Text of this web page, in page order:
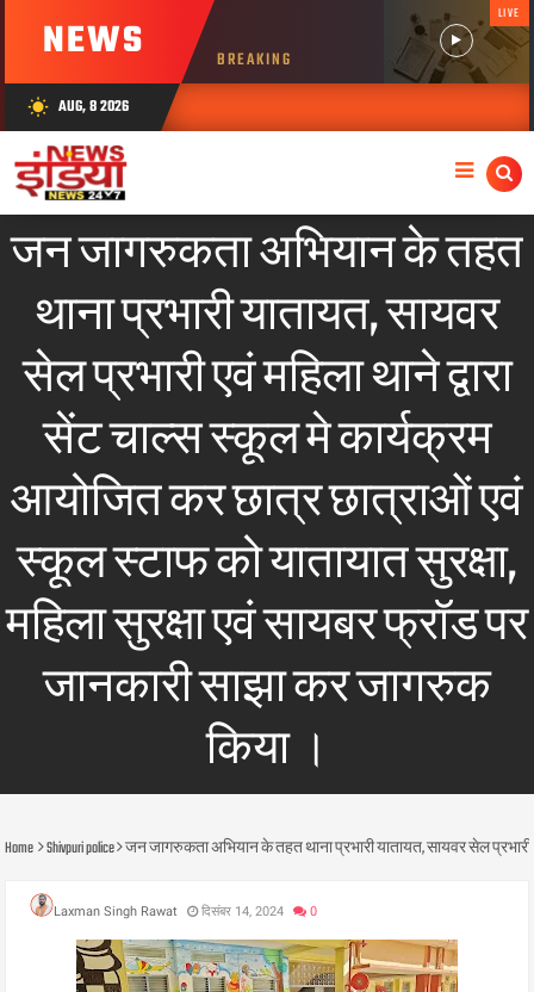
NEWS BREAKING
LIVE
wb_sunny AUG, 8 2026
जन जागरुकता अभियान के तहत
थाना प्रभारी यातायत, सायवर
सेल प्रभारी एवं महिला थाने द्वारा
सेंट चाल्स स्कूल मे कार्यक्रम
आयोजित कर छात्र छात्राओं एवं
स्कूल स्टाफ को यातायात सुरक्षा,
महिला सुरक्षा एवं सायबर फ्रॉड पर
जानकारी साझा कर जागरुक
किया ।
Home Shivpuri police जन जागरुकता अभियान के तहत थाना प्रभारी यातायत, सायवर सेल
Laxman Singh Rawat दिसंबर 14, 2024 0